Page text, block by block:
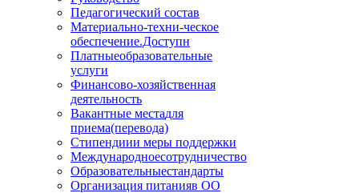
Педагогический состав
Материально-техни-ческое
обеспечение.Доступн
Платныеобразовательные
услуги
Финансово-хозяйственная
деятельность
Вакантные местадля
приема(перевода)
Стипендиии меры поддержки
Международноесотрудничество
Образовательныестандарты
Организация питанияв ОО